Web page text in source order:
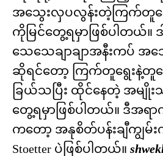
အသွေးလှပလွန်းတဲ့ကြက်တူရွ
ကိုမြင်တွေ့ရမှာဖြစ်ပါတယ်။
သေသေချာချာအနီးကပ်
ဆိုရင်တော့ ကြက်တူရွေးနဲ့တူအ
ခြယ်သပြီး ထိုင်နေတဲ့ အမျိုး
တွေ့ရမှာဖြစ်ပါတယ်။ ဒီအရ
ကတော့ အနုစိတ်ပန်းချီကျွမ်းက
Stoetter ပဲဖြစ်ပါတယ်။